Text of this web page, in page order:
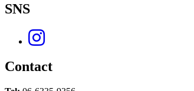
SNS
Contact